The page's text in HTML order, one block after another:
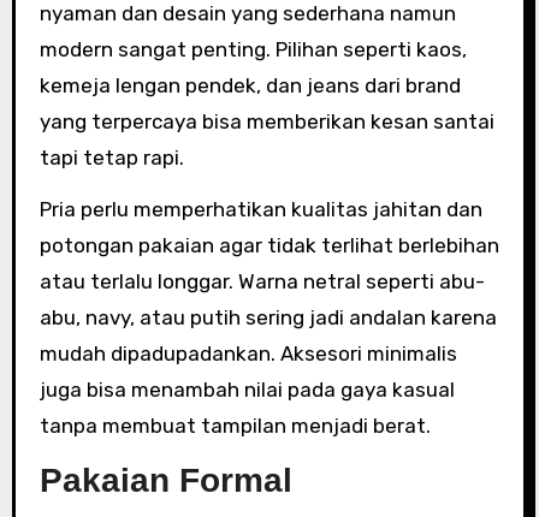
nyaman dan desain yang sederhana namun
modern sangat penting. Pilihan seperti kaos,
kemeja lengan pendek, dan jeans dari brand
yang terpercaya bisa memberikan kesan santai
tapi tetap rapi.
Pria perlu memperhatikan kualitas jahitan dan
potongan pakaian agar tidak terlihat berlebihan
atau terlalu longgar. Warna netral seperti abu-
abu, navy, atau putih sering jadi andalan karena
mudah dipadupadankan. Aksesori minimalis
juga bisa menambah nilai pada gaya kasual
tanpa membuat tampilan menjadi berat.
Pakaian Formal